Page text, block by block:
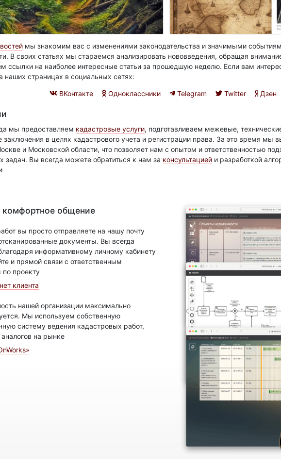
мы знакомим вас с изменениями законодательства и значимыми
В своих статьях мы стараемся анализировать нововведения, обращая
ссылки на наиболее интересные статьи за прошедшую неделю. Если вам
наших страницах в социальных сетях:
ВКонтакте Одноклассники Telegram Twitter Дзен
мы предоставляем кадастровые услуги, подготавливаем межевые,
заключения в целях кадастрового учета и регистрации права. За это время мы
и Московской области, что позволяет нам с опытом и ответственностью
задач. Вы всегда можете обратиться к нам за консультацией и разработкой
комфортное общение
вы просто отправляете на нашу почту
документы. Вы всегда
информативному личному кабинету
и прямой связи с ответственным
проекту
клиента
нашей организации максимально
Мы используем собственную
систему ведения кадастровых работ,
на рынке